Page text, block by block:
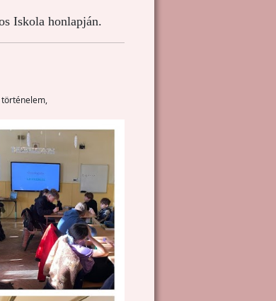
Iskola honlapján.
történelem,